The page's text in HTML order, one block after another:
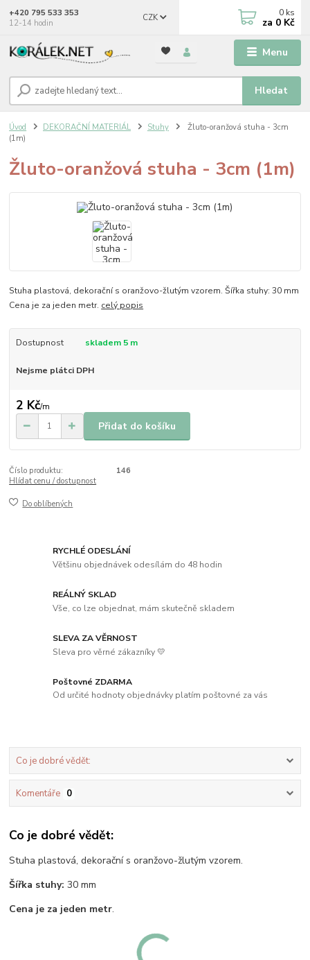
Menu
CZK
Hledat
+420 795 533 353
12-14 hodin
0 ks
za 0 Kč
Úvod DEKORAČNÍ MATERIÁL Stuhy
Žluto-oranžová stuha - 3cm
(1m)
Žluto-oranžová stuha - 3cm (1m)
Stuha plastová, dekorační s oranžovo-žlutým vzorem. Šířka stuhy: 30 mm
Cena je za jeden metr. celý popis
Dostupnost skladem 5 m
Nejsme plátci DPH
2 Kč/m
Přidat do košíku
Číslo produktu:
146
Hlídat cenu / dostupnost
Do oblíbených
RYCHLÉ ODESLÁNÍ
Většinu objednávek odesílám do 48 hodin
REÁLNÝ SKLAD
Vše, co lze objednat, mám skutečně skladem
SLEVA ZA VĚRNOST
Sleva pro věrné zákazníky 💛
Poštovné ZDARMA
Od určité hodnoty objednávky platím poštovné za vás
Co je dobré vědět:
Komentáře 0
Co je dobré vědět:
Stuha plastová, dekorační s oranžovo-žlutým vzorem.
Šířka stuhy: 30 mm
Cena je za jeden metr.